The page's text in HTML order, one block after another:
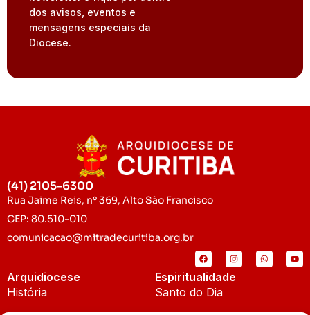
dos avisos, eventos e
mensagens especiais da
Diocese.
(41) 2105-6300
Rua Jaime Reis, nº 369, Alto São Francisco
CEP: 80.510-010
comunicacao@mitradecuritiba.org.br
Arquidiocese
História
Espiritualidade
Santo do Dia